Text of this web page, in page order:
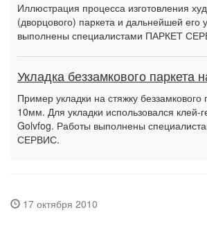
Иллюстрация процесса изготовления
(дворцового) паркета и дальнейшей его
выполнены специалистами ПАРКЕТ
Укладка беззамкового паркета
Пример укладки на стяжку
10мм. Для укладки использовался клей-
Golvfog. Работы выполнены
СЕРВИС.
17 октября 2010